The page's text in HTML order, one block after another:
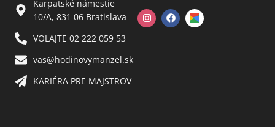
Karpatské námestie
10/A, 831 06 Bratislava
VOLAJTE 02 222 059 53​
vas@hodinovymanzel.sk​
KARIÉRA PRE MAJSTROV​